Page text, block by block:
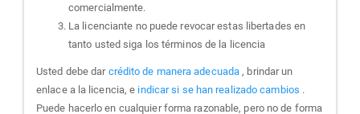
comercialmente.
La licenciante no puede revocar estas libertades en
tanto usted siga los términos de la licencia
Usted debe dar crédito de manera adecuada, brindar un
enlace a la licencia, e indicar si se han realizado cambios .
Puede hacerlo en cualquier forma razonable, pero no de forma